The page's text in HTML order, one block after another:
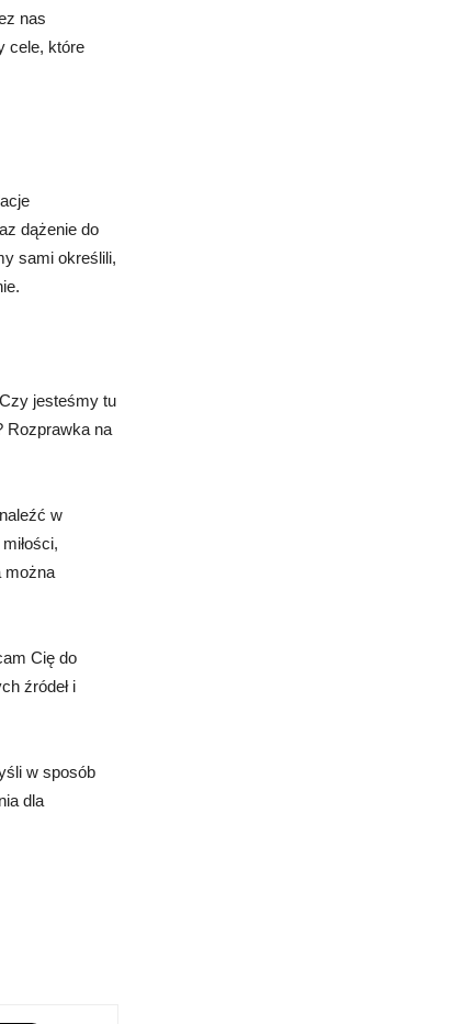
nas
cele, które
dążenie do
sami określili,
jesteśmy tu
Rozprawka na
w
można
Cię do
źródeł i
w sposób
dla